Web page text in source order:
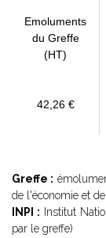
Emoluments
du Greffe
(HT)
42,26 €
Greffe :
de l'économie et
INPI : Institut
par le greffe)